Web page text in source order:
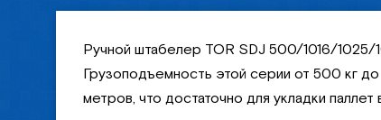
Ручной штабелер TOR SDJ 500/1016/
Грузоподъемность этой серии от 500 кг до
метров, что достаточно для укладки паллет